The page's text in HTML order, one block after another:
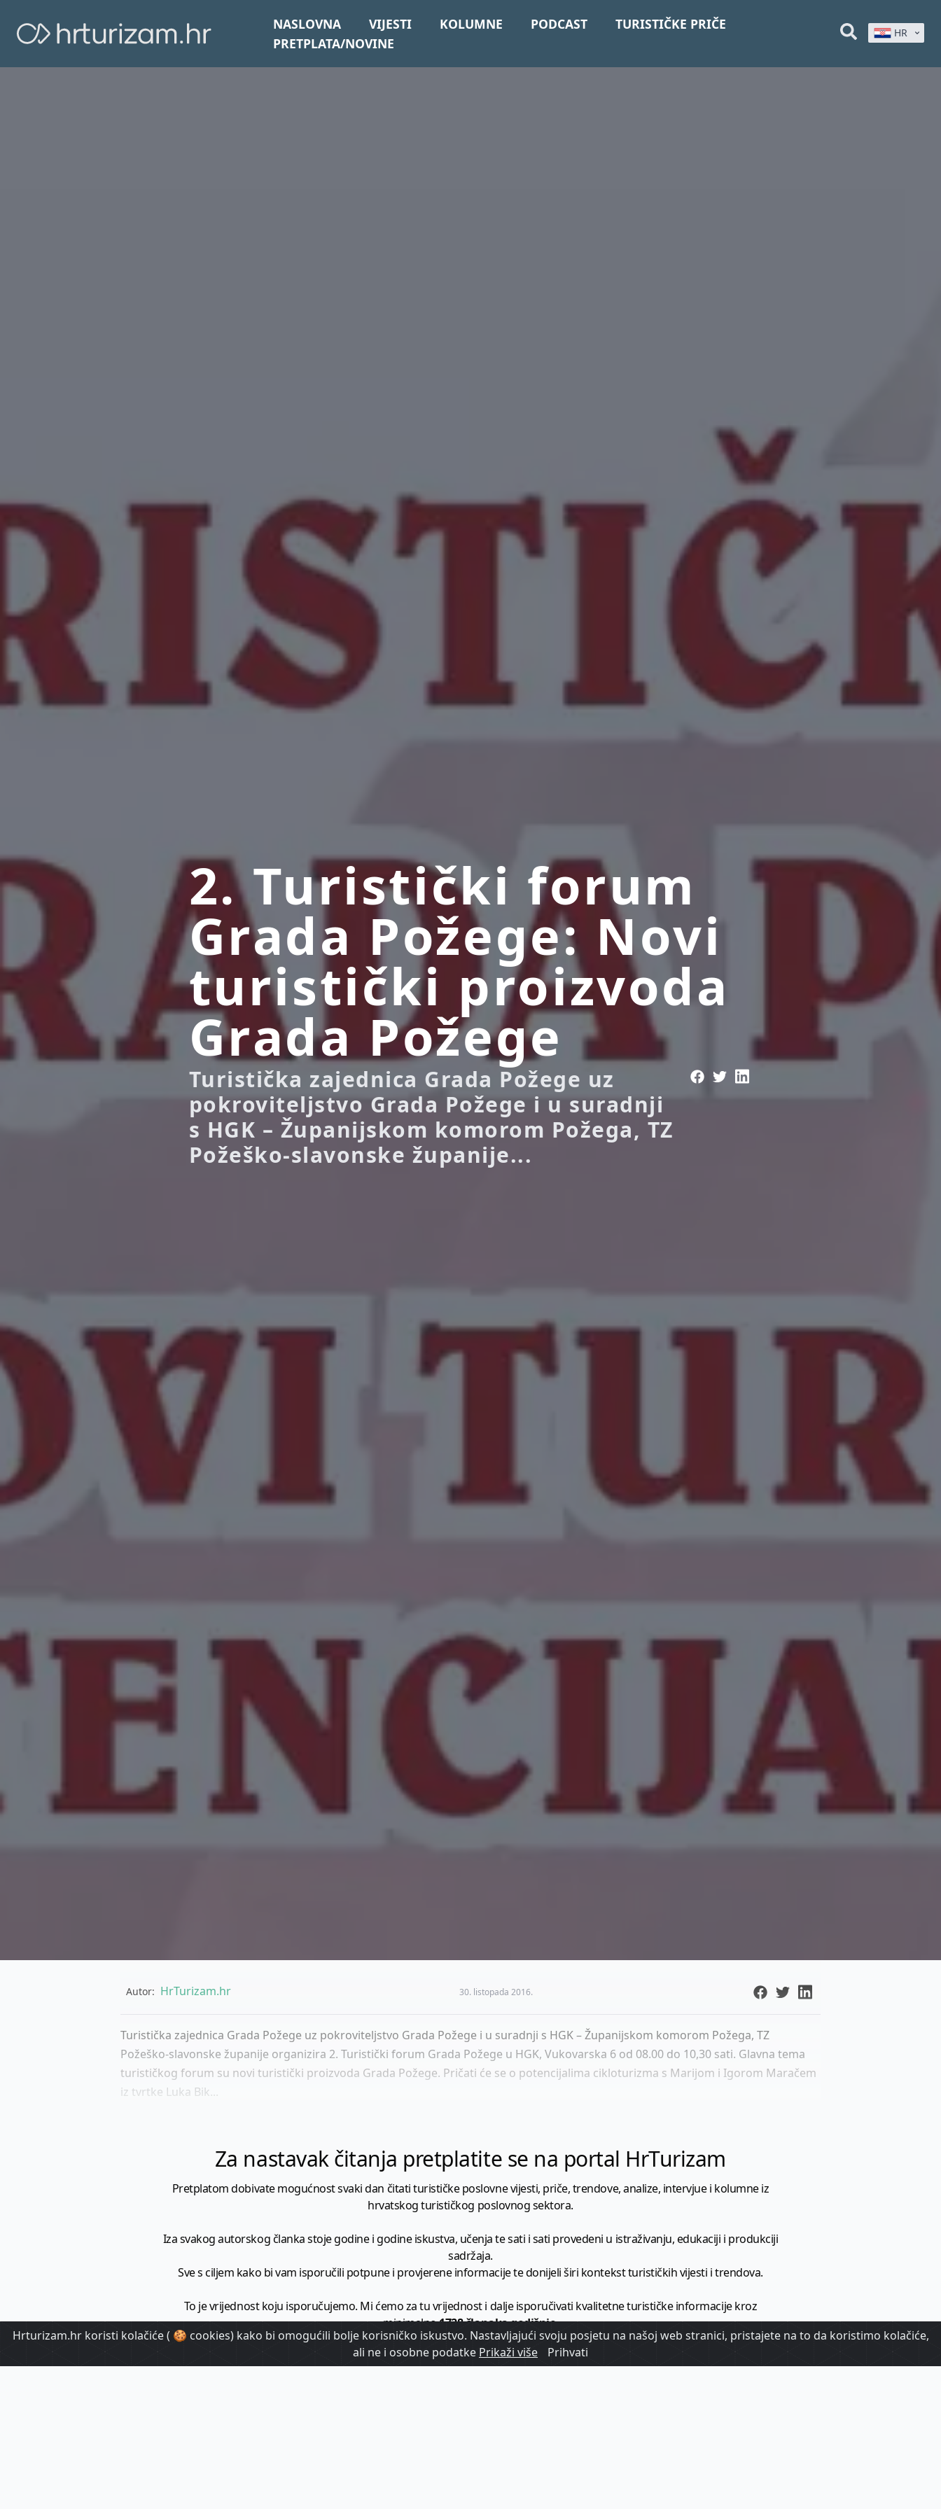
NASLOVNA VIJESTI KOLUMNE PODCAST
TURISTIČKE PRIČE
PRETPLATA/NOVINE
HR
2. Turistički forum
Grada Požege: Novi
turistički proizvoda
Grada Požege
Turistička zajednica Grada Požege uz
pokroviteljstvo Grada Požege i u suradnji
s HGK – Županijskom komorom Požega, TZ
Požeško-slavonske županije...
Autor: HrTurizam.hr 30. listopada 2016.
Turistička zajednica Grada Požege uz pokroviteljstvo Grada Požege i u suradnji s HGK – Županijskom komorom Požega, TZ
Požeško-slavonske županije organizira 2. Turistički forum Grada Požege u HGK, Vukovarska 6 od 08.00 do 10,30 sati. Glavna tema
turističkog forum su novi turistički proizvoda Grada Požege. Pričati će se o potencijalima cikloturizma s Marijom i Igorom Maračem
iz tvrtke Luka Bik...
Za nastavak čitanja pretplatite se na portal HrTurizam
Pretplatom dobivate mogućnost svaki dan čitati turističke poslovne vijesti, priče, trendove, analize, intervjue i kolumne iz
hrvatskog turističkog poslovnog sektora.
Iza svakog autorskog članka stoje godine i godine iskustva, učenja te sati i sati provedeni u istraživanju, edukaciji i produkciji
sadržaja.
Sve s ciljem kako bi vam isporučili potpune i provjerene informacije te donijeli širi kontekst turističkih vijesti i trendova.
To je vrijednost koju isporučujemo. Mi ćemo za tu vrijednost i dalje isporučivati kvalitetne turističke informacije kroz
minimalno1728 članaka godišnje.
HrTurizam - vaš izvor informacija iz poslovnog svijeta hrvatskog turizma.
Hrturizam.hr koristi kolačiće ( 🍪 cookies) kako bi omogućili bolje korisničko iskustvo. Nastavljajući svoju posjetu na našoj web stranici, pristajete na to da koristimo kolačiće,
ali ne i osobne podatke Prikaži više Prihvati